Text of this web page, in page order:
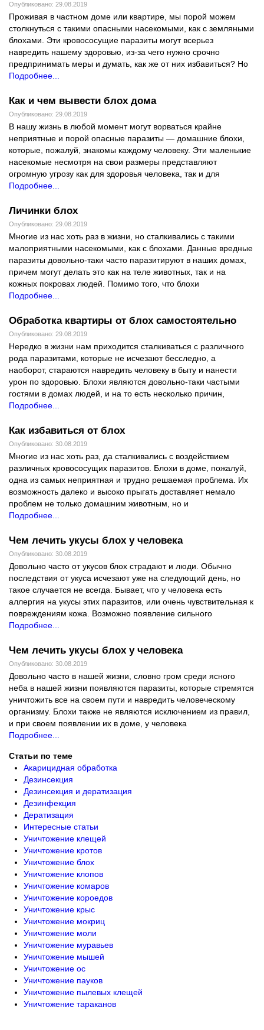
Опубликовано: 29.08.2019
Проживая в частном доме или квартире, мы порой можем
столкнуться с такими опасными насекомыми, как с земляными
блохами. Эти кровососущие паразиты могут всерьез
навредить нашему здоровью, из-за чего нужно срочно
предпринимать меры и думать, как же от них избавиться? Но
Подробнее...
Как и чем вывести блох дома
Опубликовано: 29.08.2019
В нашу жизнь в любой момент могут ворваться крайне
неприятные и порой опасные паразиты — домашние блохи,
которые, пожалуй, знакомы каждому человеку. Эти маленькие
насекомые несмотря на свои размеры представляют
огромную угрозу как для здоровья человека, так и для
Подробнее...
Личинки блох
Опубликовано: 29.08.2019
Многие из нас хоть раз в жизни, но сталкивались с такими
малоприятными насекомыми, как с блохами. Данные вредные
паразиты довольно-таки часто паразитируют в наших домах,
причем могут делать это как на теле животных, так и на
кожных покровах людей. Помимо того, что блохи
Подробнее...
Обработка квартиры от блох самостоятельно
Опубликовано: 29.08.2019
Нередко в жизни нам приходится сталкиваться с различного
рода паразитами, которые не исчезают бесследно, а
наоборот, стараются навредить человеку в быту и нанести
урон по здоровью. Блохи являются довольно-таки частыми
гостями в домах людей, и на то есть несколько причин,
Подробнее...
Как избавиться от блох
Опубликовано: 30.08.2019
Многие из нас хоть раз, да сталкивались с воздействием
различных кровососущих паразитов. Блохи в доме, пожалуй,
одна из самых неприятная и трудно решаемая проблема. Их
возможность далеко и высоко прыгать доставляет немало
проблем не только домашним животным, но и
Подробнее...
Чем лечить укусы блох у человека
Опубликовано: 30.08.2019
Довольно часто от укусов блох страдают и люди. Обычно
последствия от укуса исчезают уже на следующий день, но
такое случается не всегда. Бывает, что у человека есть
аллергия на укусы этих паразитов, или очень чувствительная к
повреждениям кожа. Возможно появление сильного
Подробнее...
Чем лечить укусы блох у человека
Опубликовано: 30.08.2019
Довольно часто в нашей жизни, словно гром среди ясного
неба в нашей жизни появляются паразиты, которые стремятся
уничтожить все на своем пути и навредить человеческому
организму. Блохи также не являются исключением из правил,
и при своем появлении их в доме, у человека
Подробнее...
Статьи по теме
Акарицидная обработка
Дезинсекция
Дезинсекция и дератизация
Дезинфекция
Дератизация
Интересные статьи
Уничтожение клещей
Уничтожение кротов
Уничтожение блох
Уничтожение клопов
Уничтожение комаров
Уничтожение короедов
Уничтожение крыс
Уничтожение мокриц
Уничтожение моли
Уничтожение муравьев
Уничтожение мышей
Уничтожение ос
Уничтожение пауков
Уничтожение пылевых клещей
Уничтожение тараканов